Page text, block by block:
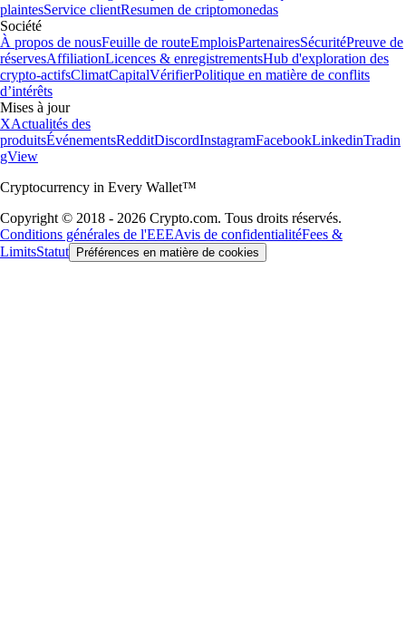
plaintesService clientResumen de criptomonedas
Société
À propos de nousFeuille de routeEmploisPartenairesSécuritéPreuve de
réservesAffiliationLicences & enregistrementsHub d'exploration des
crypto-actifsClimatCapitalVérifierPolitique en matière de conflits
d’intérêts
Mises à jour
XActualités des
produitsÉvénementsRedditDiscordInstagramFacebookLinkedinTradin
gView
Cryptocurrency in Every Wallet™
Copyright © 2018 - 2026 Crypto.com. Tous droits réservés.
Conditions générales de l'EEEAvis de confidentialitéFees &
LimitsStatut Préférences en matière de cookies